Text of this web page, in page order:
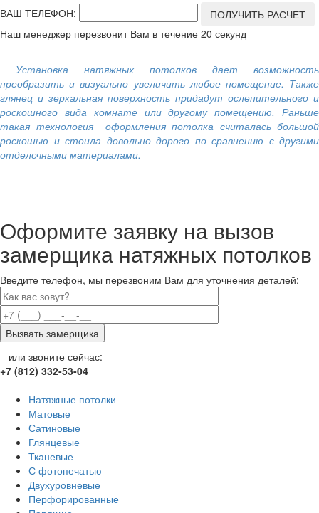
ВАШ ТЕЛЕФОН:
Наш менеджер перезвонит Вам в течение 20 секунд
Установка натяжных потолков дает возможность
преобразить и визуально увеличить любое помещение. Также
глянец и зеркальная поверхность придадут ослепительного и
роскошного вида комнате или другому помещению. Раньше
такая технология оформления потолка считалась большой
роскошью и стоила довольно дорого по сравнению с другими
отделочными материалами.
Оформите заявку на вызов
замерщика натяжных потолков
Введите телефон, мы перезвоним Вам для уточнения деталей:
или звоните сейчас:
+7 (812) 332-53-04
Натяжные потолки
Матовые
Сатиновые
Глянцевые
Тканевые
С фотопечатью
Двухуровневые
Перфорированные